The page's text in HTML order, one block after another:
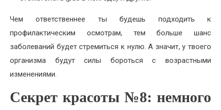
Чем ответственнее ты будешь подходить к
профилактическим осмотрам, тем больше шанс
заболеваний будет стремиться к нулю. А значит, у твоего
организма будут силы бороться с возрастными
изменениями.
Секрет красоты №8: немного